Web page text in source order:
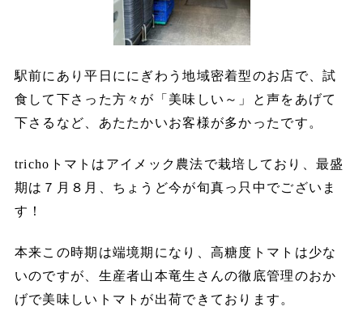
駅前にあり平日ににぎわう地域密着型のお店で、試
食して下さった方々が「美味しい～」と声をあげて
下さるなど、あたたかいお客様が多かったです。
trichoトマトはアイメック農法で栽培しており、最盛
期は７月８月、ちょうど今が旬真っ只中でございま
す！
本来この時期は端境期になり、高糖度トマトは少な
いのですが、生産者山本竜生さんの徹底管理のおか
げで美味しいトマトが出荷できております。